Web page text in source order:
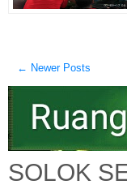
← Newer Posts
SOLOK